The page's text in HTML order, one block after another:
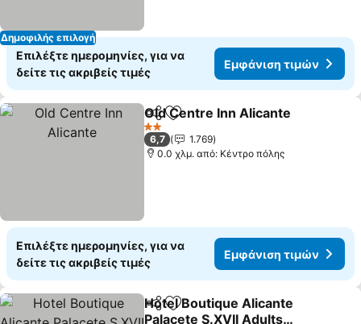
Δημοφιλής επιλογή
Επιλέξτε ημερομηνίες, για να
δείτε τις ακριβείς τιμές
Εμφάνιση τιμών
Κοινοποίηση
Προσθήκη στα αγαπημένα
Old Centre Inn Alicante
2 Αστέρια
6,7
1.769
0.0 χλμ. από: Κέντρο πόλης
Επιλέξτε ημερομηνίες, για να
δείτε τις ακριβείς τιμές
Εμφάνιση τιμών
Κοινοποίηση
Προσθήκη στα αγαπημένα
Hotel Boutique Alicante
Palacete S.XVII Adults